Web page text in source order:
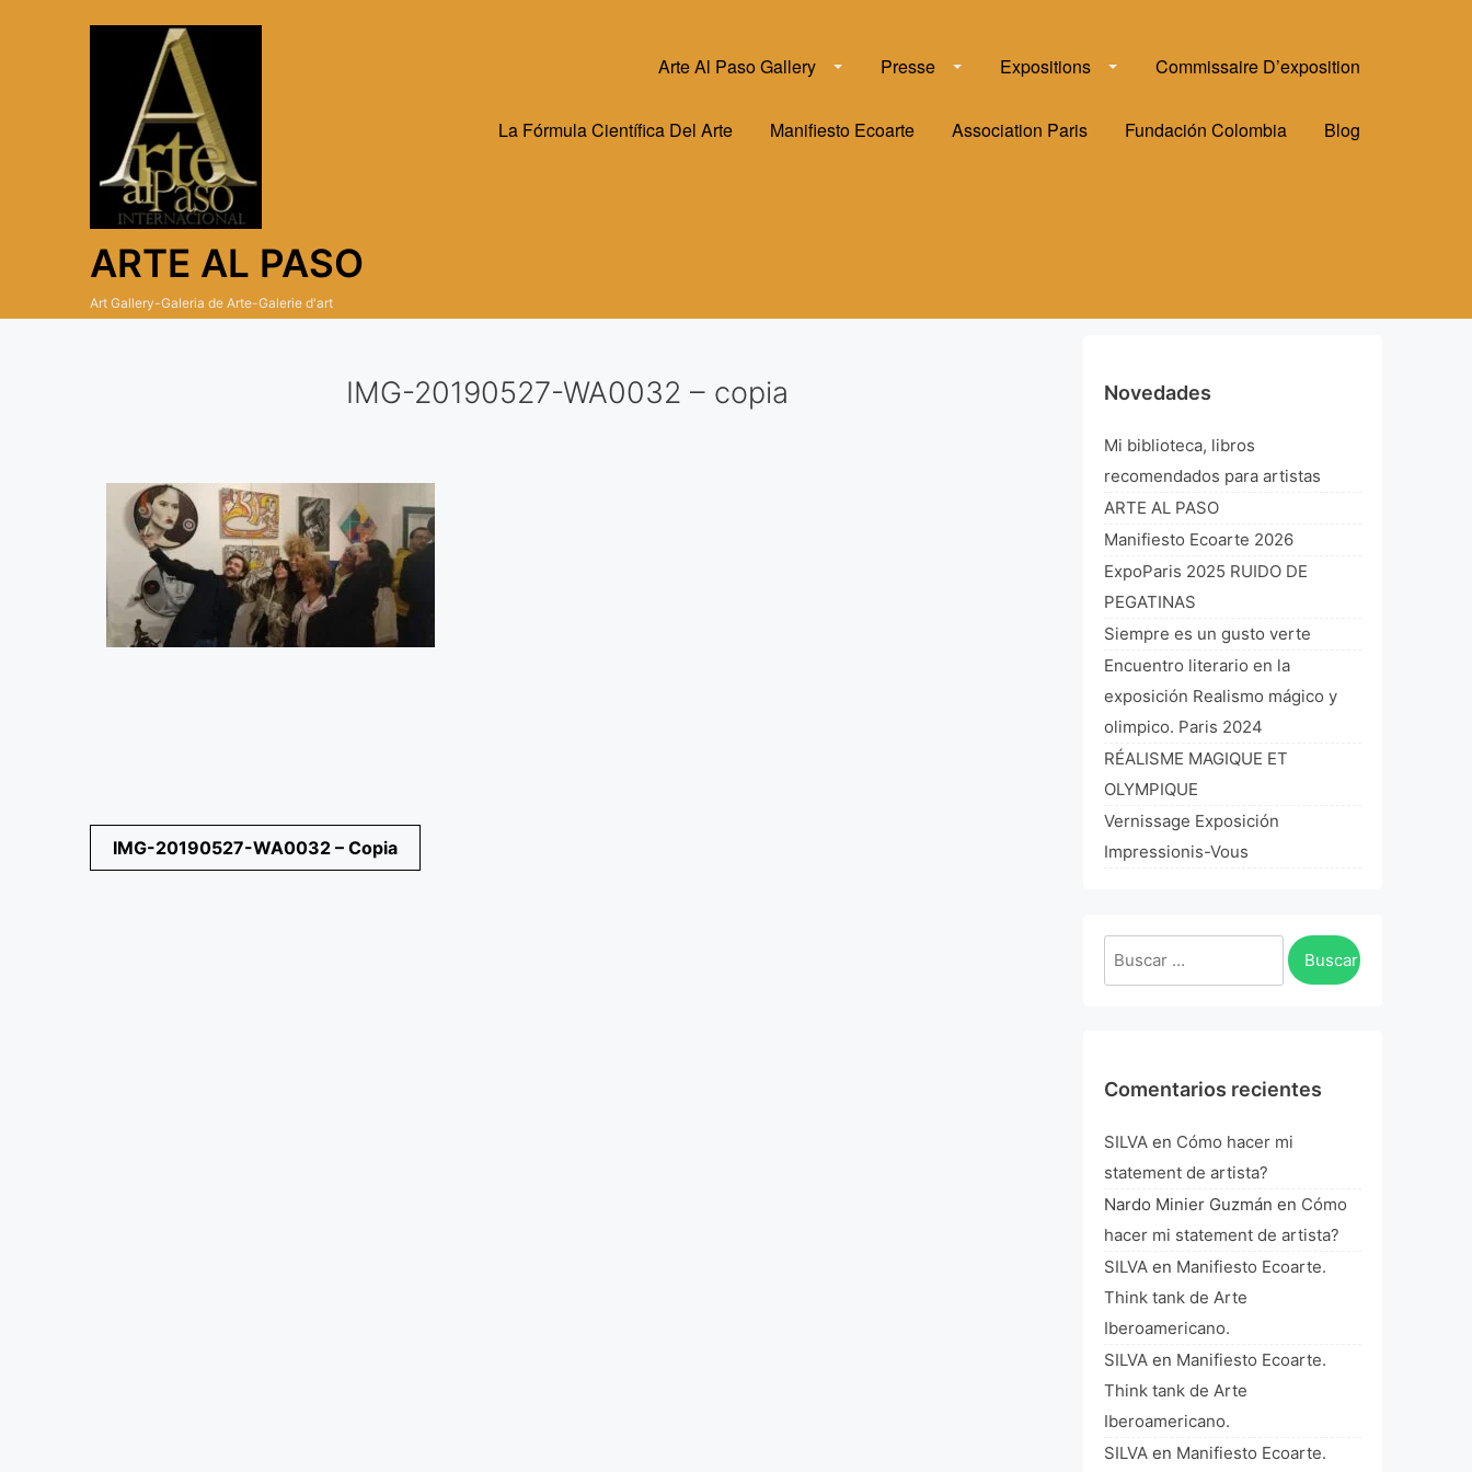
ARTE AL PASO
Art Gallery-Galeria de Arte-Galerie d'art
Arte Al Paso Gallery Presse Expositions Commissaire D’exposition
La Fórmula Científica Del Arte Manifiesto Ecoarte Association Paris Fundación Colombia Blog
IMG-20190527-WA0032 – copia
Navegación
de
IMG-20190527-WA0032 – Copia
Novedades
Mi biblioteca, libros
recomendados para artistas
ARTE AL PASO
Manifiesto Ecoarte 2026
ExpoParis 2025 RUIDO DE
PEGATINAS
Siempre es un gusto verte
Encuentro literario en la
exposición Realismo mágico y
olimpico. Paris 2024
RÉALISME MAGIQUE ET
OLYMPIQUE
Vernissage Exposición
Impressionis-Vous
Buscar:
Comentarios recientes
SILVA en Cómo hacer mi
statement de artista?
Nardo Minier Guzmán en Cómo
hacer mi statement de artista?
SILVA en Manifiesto Ecoarte.
Think tank de Arte
Iberoamericano.
SILVA en Manifiesto Ecoarte.
Think tank de Arte
Iberoamericano.
SILVA en Manifiesto Ecoarte.